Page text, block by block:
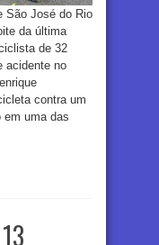
São José do Rio
da última
de 32
acidente no
contra um
em uma das